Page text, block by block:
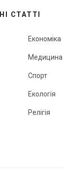
СТАТТІ
Економіка
Медицина
Спорт
Екологія
Релігія